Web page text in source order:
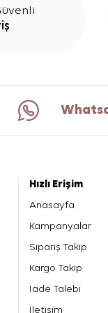
Hızlı Erişim
Anasayfa
Kampanyalar
Sipariş Takip
Kargo Takip
İade Talebi
İletişim